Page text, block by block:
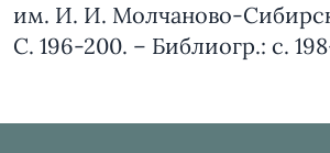
им. И. И. Молчаново-
С. 196-200. – Библиогр.: с.